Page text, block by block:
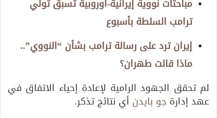
مباحثات نووية إيرانية-أوروبية تسبق تولي
ترامب السلطة بأسبوع
إيران ترد على رسالة ترامب بشأن “النووي”..
ماذا قالت طهران؟
لم تحقق الجهود الرامية لإعادة إحياء الاتفاق في
عهد إدارة جو بايدن أي نتائج تذكر.